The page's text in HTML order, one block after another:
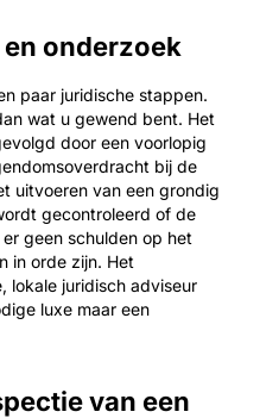
onderzoek
paar juridische stappen.
wat u gewend bent. Het
door een voorlopig
bij de
uitvoeren van een grondig
gecontroleerd of de
geen schulden op het
in orde zijn. Het
lokale juridisch adviseur
luxe maar een
van een